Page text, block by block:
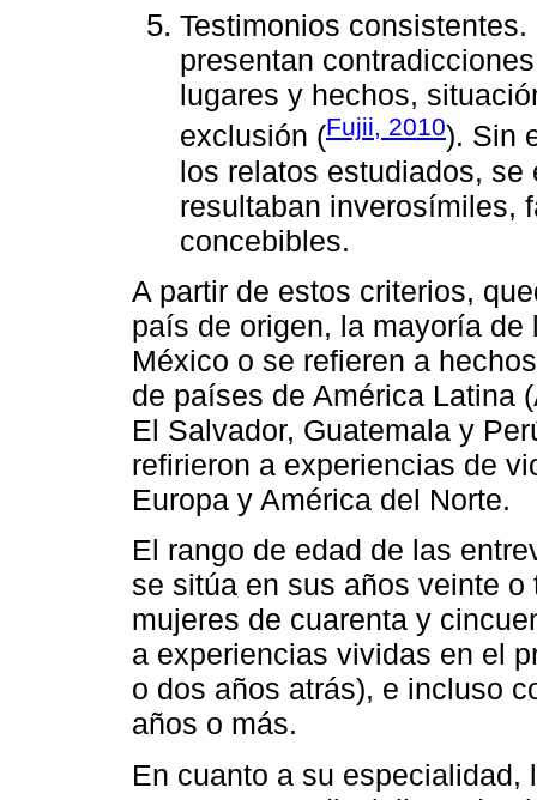
Testimonios
presentan
lugares y hechos,
exclusión (Fujii, 2010). Sin
los relatos estudiados,
resultaban inverosímiles,
concebibles.
A partir de estos criterios,
país de origen, la mayoría
México o se refieren a
de países de América Latina
El Salvador, Guatemala y
refirieron a experiencias de
Europa y América del Norte.
El rango de edad de las
se sitúa en sus años veinte
mujeres de cuarenta y
a experiencias vividas en el
o dos años atrás), e incluso
años o más.
En cuanto a su